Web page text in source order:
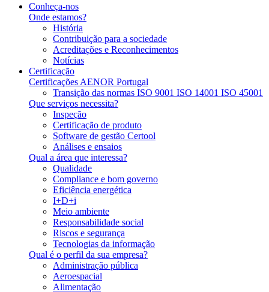
Conheça-nos
Onde estamos?
História
Contribuição para a sociedade
Acreditações e Reconhecimentos
Notícias
Certificação
Certificações AENOR Portugal
Transição das normas ISO 9001 ISO 14001 ISO 45001
Que serviços necessita?
Inspeção
Certificação de produto
Software de gestão Certool
Análises e ensaios
Qual a área que interessa?
Qualidade
Compliance e bom governo
Eficiência energética
I+D+i
Meio ambiente
Responsabilidade social
Riscos e segurança
Tecnologias da informação
Qual é o perfil da sua empresa?
Administração pública
Aeroespacial
Alimentação